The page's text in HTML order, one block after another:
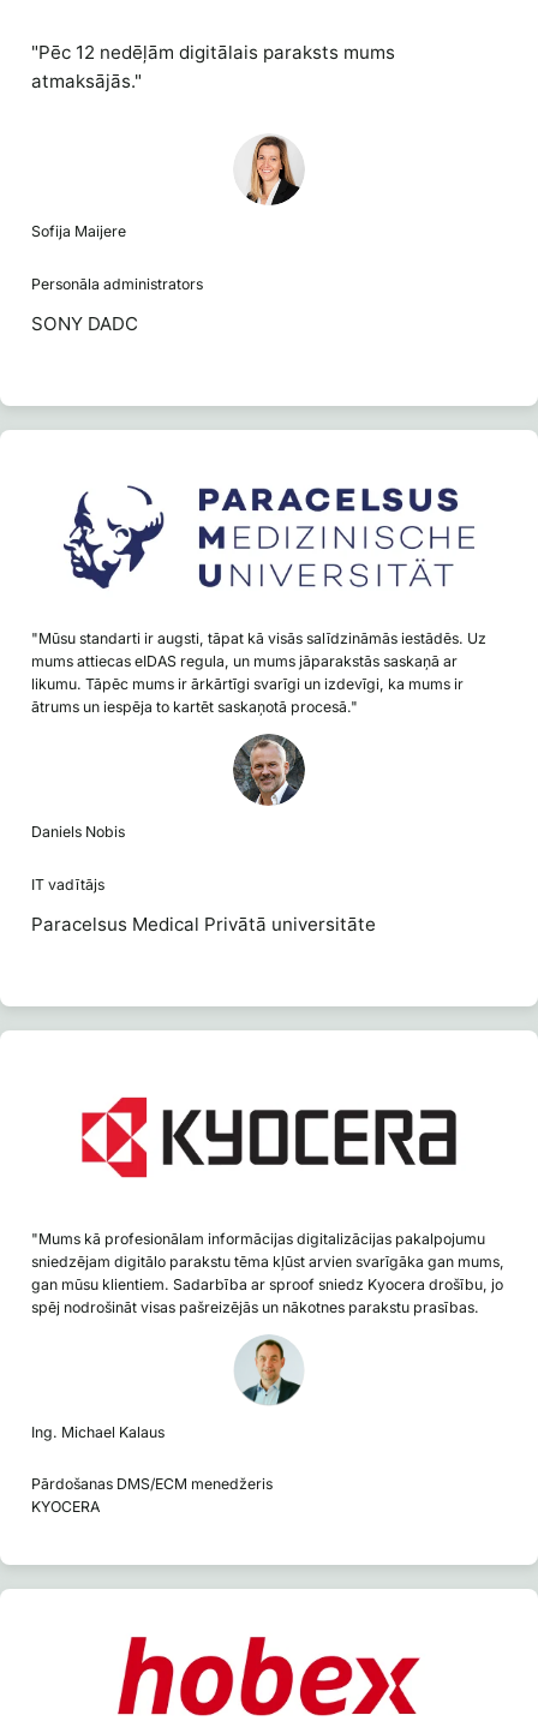
"Pēc 12 nedēļām digitālais paraksts mums
atmaksājās."
Sofija Maijere
Personāla administrators
SONY DADC
"Mūsu standarti ir augsti, tāpat kā visās salīdzināmās iestādēs. Uz
mums attiecas eIDAS regula, un mums jāparakstās saskaņā ar
likumu. Tāpēc mums ir ārkārtīgi svarīgi un izdevīgi, ka mums ir
ātrums un iespēja to kartēt saskaņotā procesā."
Daniels Nobis
IT vadītājs
Paracelsus Medical Privātā universitāte
"Mums kā profesionālam informācijas digitalizācijas pakalpojumu
sniedzējam digitālo parakstu tēma kļūst arvien svarīgāka gan mums,
gan mūsu klientiem. Sadarbība ar sproof sniedz Kyocera drošību, jo
spēj nodrošināt visas pašreizējās un nākotnes parakstu prasības.
Ing. Michael Kalaus
Pārdošanas DMS/ECM menedžeris
KYOCERA